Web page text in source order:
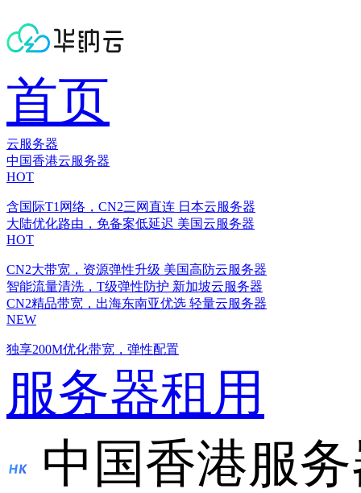
首页
云服务器
中国香港云服务器
HOT
含国际T1网络，CN2三网直连 日本云服务器
大陆优化路由，免备案低延迟 美国云服务器
HOT
CN2大带宽，资源弹性升级 美国高防云服务器
智能流量清洗，T级弹性防护 新加坡云服务器
CN2精品带宽，出海东南亚优选 轻量云服务器
NEW
独享200M优化带宽，弹性配置
服务器租用
中国香港服